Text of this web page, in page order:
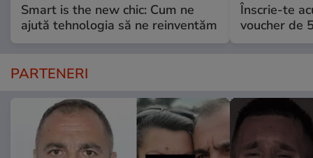
Smart is the new chic: Cum ne
ajută tehnologia să ne reinventăm
Înscrie-te
voucher de
PARTENERI